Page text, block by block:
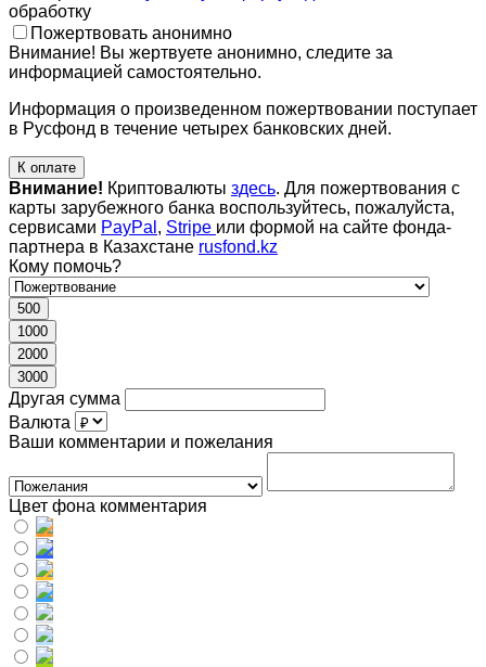
обработку
Пожертвовать анонимно
Внимание! Вы жертвуете анонимно, следите за
информацией самостоятельно.
Информация о произведенном пожертвовании поступает
в Русфонд в течение четырех банковских дней.
К оплате
Внимание! Криптовалюты здесь. Для пожертвования с
карты зарубежного банка воспользуйтесь, пожалуйста,
сервисами PayPal , Stripe или формой на сайте фонда-
партнера в Казахстане rusfond.kz
Кому помочь?
500
1000
2000
3000
Другая сумма
Валюта
Ваши комментарии и пожелания
Цвет фона комментария